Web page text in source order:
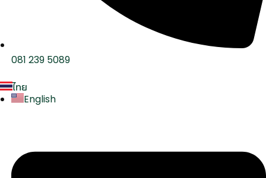
081 239 5089
ไทย
English